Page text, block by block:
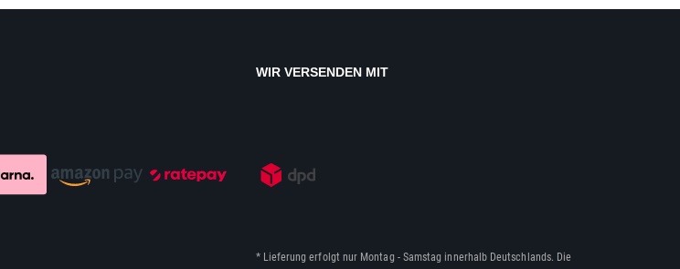
WIR VERSENDEN MIT
* Lieferung erfolgt nur Montag - Samstag innerhalb Deutschlands. Die